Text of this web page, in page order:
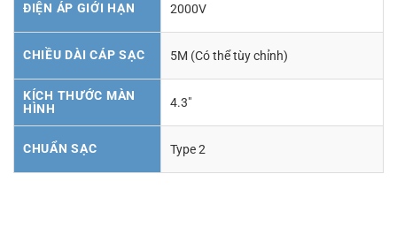
ĐIỆN ÁP GIỚI HẠN 2000V
CHIỀU DÀI CÁP SẠC 5M (Có thể tùy chỉnh)
KÍCH THƯỚC MÀN
HÌNH
4.3"
CHUẨN SẠC Type 2